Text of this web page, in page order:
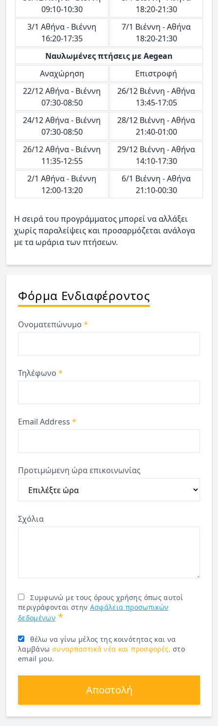
09:10-10:30
18:20-21:30
3/1 Αθήνα - Βιέννη
16:20-17:35
7/1 Βιέννη - Αθήνα
18:20-21:30
Ναυλωμένες πτήσεις με Aegean
Αναχώρηση
Επιστροφή
22/12 Αθήνα - Βιέννη
07:30-08:50
26/12 Βιέννη - Αθήνα
13:45-17:05
24/12 Αθήνα - Βιέννη
07:30-08:50
28/12 Βιέννη - Αθήνα
21:40-01:00
26/12 Αθήνα - Βιέννη
11:35-12:55
29/12 Βιέννη - Αθήνα
14:10-17:30
2/1 Αθήνα - Βιέννη
12:00-13:20
6/1 Βιέννη - Αθήνα
21:10-00:30
H σειρά του προγράμματος μπορεί να αλλάξει
χωρίς παραλείψεις και προσαρμόζεται ανάλογα
με τα ωράρια των πτήσεων.
Φόρμα Ενδιαφέροντος
Ονοματεπώνυμο *
Τηλέφωνο *
Email Address *
Προτιμώμενη ώρα επικοινωνίας
Σχόλια
Συμφωνώ με τους όρους χρήσης όπως αυτοί
περιγράφονται στην Ασφάλεια προσωπικών
δεδομένων *
θέλω να γίνω μέλος της κοινότητας και να
λαμβάνω συναρπαστικά νέα και προσφορές. στο
email μου.
Αποστολή